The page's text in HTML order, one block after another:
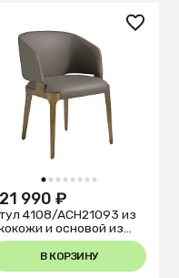
1 2 3 4 5 6 7 8
990 ₽
4108/ACH21093 из
и основой из
ясеня
В КОРЗИНУ